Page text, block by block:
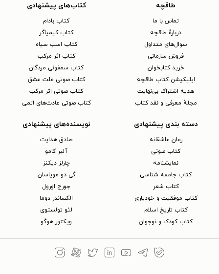
طاقچه
تماس با ما
دربارهٔ طاقچه
سوال‌های متداول
فروش سازمانی
خرید کتابخوان
اپلیکیشن کتاب طاقچه
هدیه اشتراک بی‌نهایت
مجلهٔ معرفی و نقد کتاب
کتاب‌های پیشنهادی
کتاب بادام
کتاب کیمیاگر
کتاب اسب سیاه
کتاب اثر مرکب
کتاب سمفونی مردگان
کتاب صوتی ملت عشق
کتاب صوتی اثر مرکب
کتاب صوتی عادت‌های اتمی
دسته بندی پیشنهادی
رمان عاشقانه
کتاب‌ صوتی
نمایشنامه
کتاب جامعه شناسی
کتاب شعر
کتاب موفقیت و خودیاری
کتاب تاریخ اسلام
کتاب کودک و نوجوان
نویسنده‌های پیشنهادی
صادق هدایت
آلبر کامو
چارلز دیکنز
گی دو موپاسان
جورج اورول
الکساندر دوما
لئو تولستوی
ویکتور هوگو